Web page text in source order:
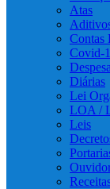
Atas
Contas
Covid-
Diárias
Lei
LOA /
Leis